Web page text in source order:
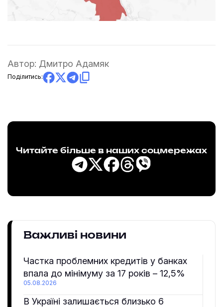
Автор: Дмитро Адамяк
Поділитись:
Читайте більше в наших соцмережах
Важливі новини
Частка проблемних кредитів у банках
впала до мінімуму за 17 років – 12,5%
05.08.2026
В Україні залишається близько 6